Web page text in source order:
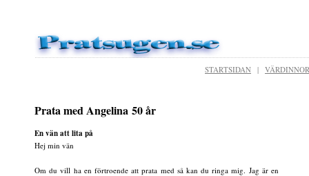
STARTSIDAN | VÄRDINNOR
Prata med Angelina 50 år
En vän att lita på
Hej min vän
Om du vill ha en förtroende att prata med så kan du ringa mig. Jag är en